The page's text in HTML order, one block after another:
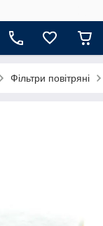
Фільтри повітряні